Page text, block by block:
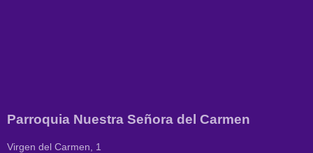
Parroquia Nuestra Señora del Carmen
Virgen del Carmen, 1